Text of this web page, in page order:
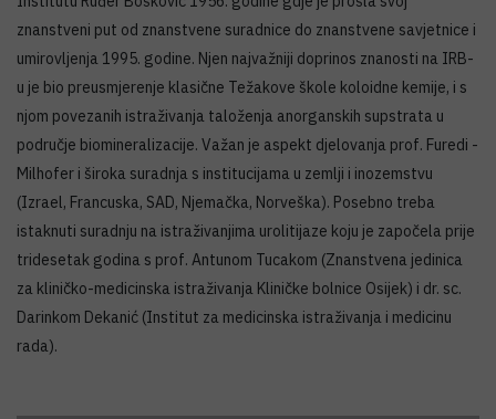
znanstveni put od znanstvene suradnice do znanstvene savjetnice i
umirovljenja 1995. godine. Njen najvažniji doprinos znanosti na IRB-
u je bio preusmjerenje klasične Težakove škole koloidne kemije, i s
njom povezanih istraživanja taloženja anorganskih supstrata u
područje biomineralizacije. Važan je aspekt djelovanja prof. Furedi -
Milhofer i široka suradnja s institucijama u zemlji i inozemstvu
(Izrael, Francuska, SAD, Njemačka, Norveška). Posebno treba
istaknuti suradnju na istraživanjima urolitijaze koju je započela prije
tridesetak godina s prof. Antunom Tucakom (Znanstvena jedinica
za kliničko-medicinska istraživanja Kliničke bolnice Osijek) i dr. sc.
Darinkom Dekanić (Institut za medicinska istraživanja i medicinu
rada).